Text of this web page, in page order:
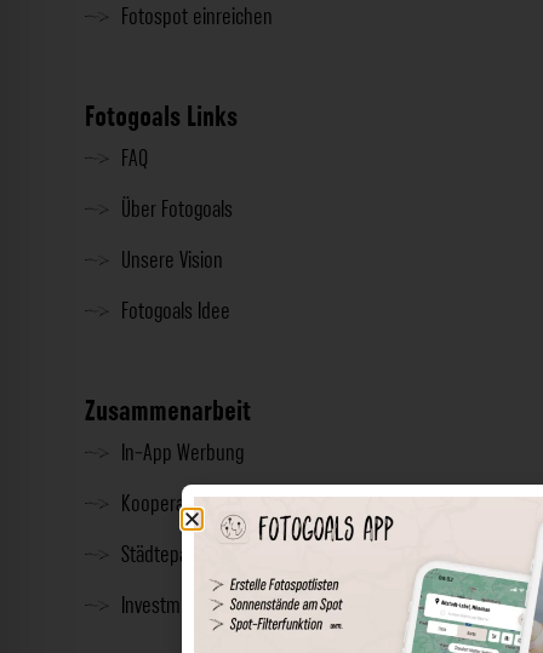
Fotospot einreichen
Fotogoals Links
FAQ
Über Fotogoals
Unsere Vision
Fotogoals Idee
Zusammenarbeit
In-App Werbung
Kooperationen
Städtepartnerschaft
Investment & Presse